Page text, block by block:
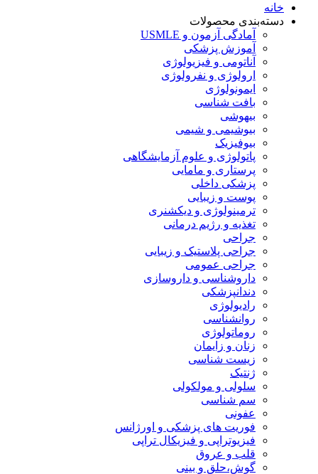
خانه
دسته‌بندی محصولات
آمادگی آزمون و USMLE
آموزش پزشکی
آناتومی و فیزیولوژی
ارولوژی و نفرولوژی
ایمونولوژی
بافت شناسی
بیهوشی
بیوشیمی و شیمی
بیوفیزیک
پاتولوژی و علوم آزمایشگاهی
پرستاری و مامایی
پزشکی داخلی
پوست و زیبایی
ترمینولوژی و دیکشنری
تغذیه و رژیم درمانی
جراحی
جراحی پلاستیک و زیبایی
جراحی عمومی
داروشناسی و داروسازی
دندانپزشکی
رادیولوژی
روانشناسی
روماتولوژی
زنان و زایمان
زیست شناسی
ژنتیک
سلولی و مولکولی
سم شناسی
عفونی
فوریت های پزشکی و اورژانس
فیزیوتراپی و فیزیکال تراپی
قلب و عروق
گوش،حلق و بینی